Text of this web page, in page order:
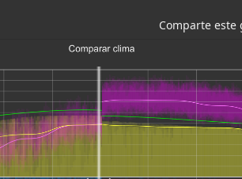
Comparte este